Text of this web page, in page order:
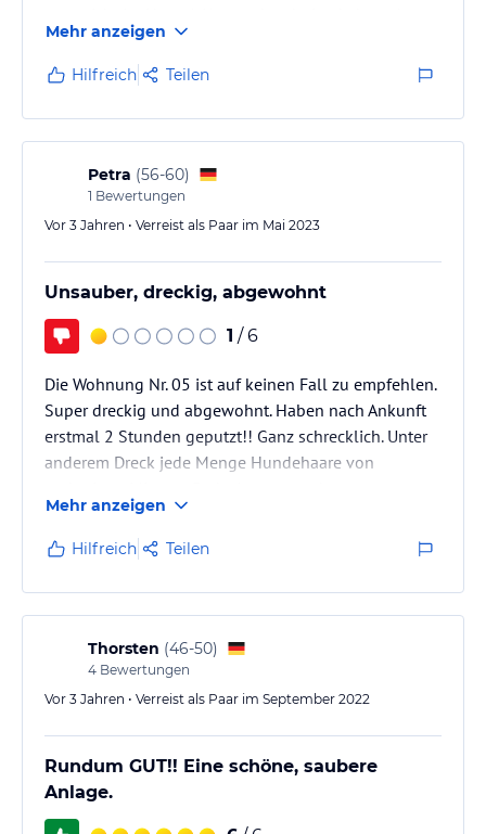
man nur den Aufzug zu benutzen Im Erdgeschoss der
Apartments sind auch 1 Italiener, Inder und Chinese
untergebracht auch 1 Eisdiele gibt es an der Ecke. An
der Rezeption gibt es Fahrräder und Bollerwagen zu
leihen.
Mehr anzeigen
Hilfreich Teilen
Petra (56-60)
1 Bewertungen
Vor 3 Jahren • Verreist als Paar im Mai 2023
Unsauber, dreckig, abgewohnt
1 / 6
Die Wohnung Nr. 05 ist auf keinen Fall zu empfehlen.
Super dreckig und abgewohnt. Haben nach Ankunft
erstmal 2 Stunden geputzt!! Ganz schrecklich. Unter
anderem Dreck jede Menge Hundehaare von
nicht benutzen, so furchtbar dreckig. Niemals
wieder!!!
Mehr anzeigen
Hilfreich Teilen
Thorsten (46-50)
4 Bewertungen
Vor 3 Jahren • Verreist als Paar im September 2022
Rundum GUT!! Eine schöne, saubere
Anlage.